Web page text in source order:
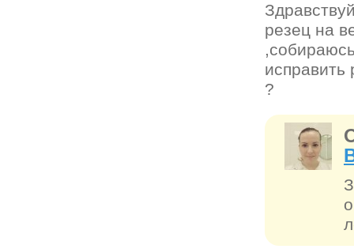
резец на
исправить
?